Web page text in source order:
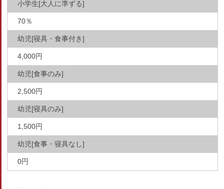
小学生[大人に準ずる]
70％
幼児[寝具・食事付き]
4,000円
幼児[食事のみ]
2,500円
幼児[寝具のみ]
1,500円
幼児[食事・寝具なし]
0円